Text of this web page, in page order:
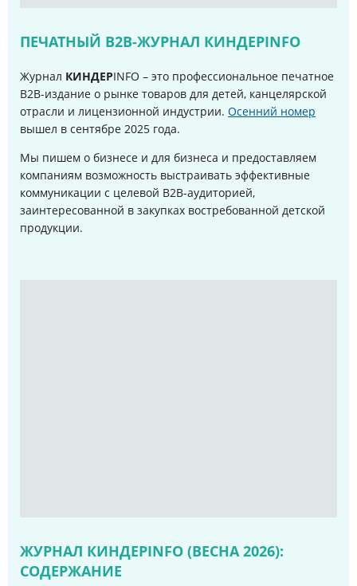
ПЕЧАТНЫЙ B2B-ЖУРНАЛ КИНДЕРINFO
Журнал КИНДЕРINFO – это профессиональное печатное
B2B-издание о рынке товаров для детей, канцелярской
отрасли и лицензионной индустрии. Осенний номер
вышел в сентябре 2025 года.
Мы пишем о бизнесе и для бизнеса и предоставляем
компаниям возможность выстраивать эффективные
коммуникации с целевой B2B-аудиторией,
заинтересованной в закупках востребованной детской
продукции.
ЖУРНАЛ КИНДЕРINFO (ВЕСНА 2026):
СОДЕРЖАНИЕ